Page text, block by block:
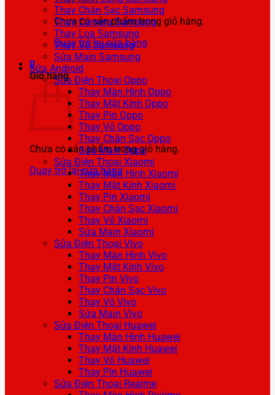
Chưa có sản phẩm trong giỏ hàng.
Quay trở lại cửa hàng
0
Giỏ hàng
Chưa có sản phẩm trong giỏ hàng.
Quay trở lại cửa hàng
Thay Chân Sạc Samsung
Thay Camera Samsung
Thay Loa Samsung
Thay Vỏ Samsung
Sửa Main Samsung
Sửa Android
Sửa Điện Thoại Oppo
Thay Màn Hình Oppo
Thay Mặt Kính Oppo
Thay Pin Oppo
Thay Vỏ Oppo
Thay Chân Sạc Oppo
Sửa Main Oppo
Sửa Điện Thoại Xiaomi
Thay Màn Hình Xiaomi
Thay Mặt Kính Xiaomi
Thay Pin Xiaomi
Thay Chân Sạc Xiaomi
Thay Vỏ Xiaomi
Sửa Main Xiaomi
Sửa Điện Thoại Vivo
Thay Màn Hình Vivo
Thay Mặt Kính Vivo
Thay Pin Vivo
Thay Chân Sạc Vivo
Thay Vỏ Vivo
Sửa Main Vivo
Sửa Điện Thoại Huawei
Thay Màn Hình Huawei
Thay Mặt Kính Huawei
Thay Vỏ Huawei
Thay Pin Huawei
Sửa Điện Thoại Realme